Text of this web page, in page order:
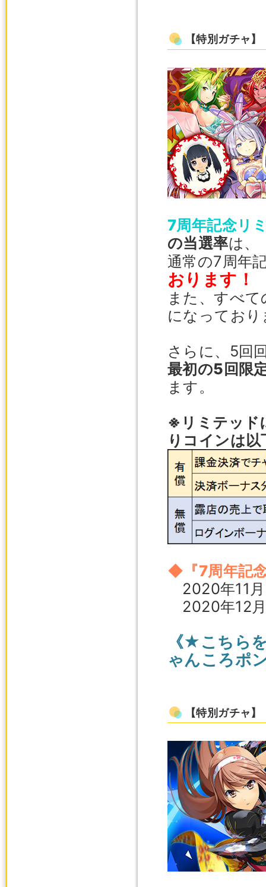
【特別ガチャ】
7周年記念リ
の当選率は、
通常の7周年
おります！
また、すべ
になっており
さらに、5回
最初の5回限
ます。
※リミテッド
りコインは
◆『7周年記
2020年11月
2020年12
《★こちら
ゃんころポ
【特別ガチャ】